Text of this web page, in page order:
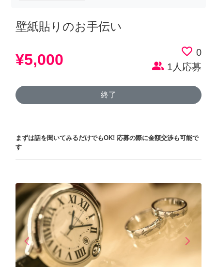
壁紙貼りのお手伝い
¥5,000 favorite_border 0
people_alt 1人応募
終了
まずは話を聞いてみるだけでもOK! 応募の際に金額交渉も可能で
す
arrow_back_iosPrevious arrow_forward_iosNext